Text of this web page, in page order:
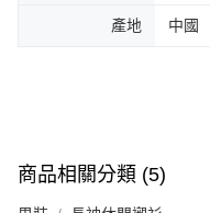
產地 中國
商品相關分類 (5)